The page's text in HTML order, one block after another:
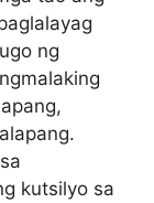
ng
kutsilyo sa